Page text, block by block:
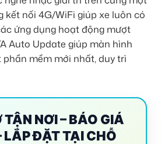
kết nối 4G/WiFi giúp xe luôn có
ứng dụng hoạt động mượt
Auto Update giúp màn hình
mềm mới nhất, duy trì
TẬN NƠI – BÁO GIÁ
LẮP ĐẶT TẠI CHỖ